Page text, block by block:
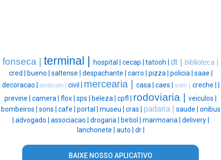
fonseca | terminal | hospital | cecap | tatooh | dt | biblioteca |
cred |
bueno | saltense | despachante | carro | pizza | policia | saae |
decoracao |
sindicato | civil | mercearia | casa | caes | som | creche |
previne | camera | flox | sps | beleza | cpfl | rodoviaria | veiculos |
bombeiros | sons | cafe | portal | museu | cras | padaria | saude | onibus
advogado | associacao | drogaria | betiol | marmoaria | delivery |
lanchonete | auto | dr |
BAIXE NOSSO APLICATIVO